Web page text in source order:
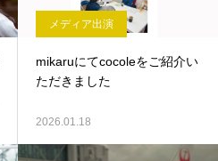
メディア出演
mikaruにてcocoleをご紹介い
ただきました
2026.01.18